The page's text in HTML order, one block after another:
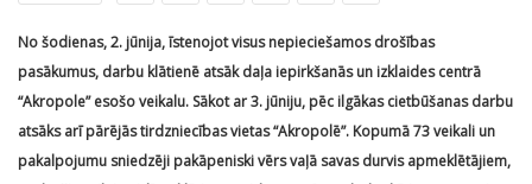
No šodienas, 2. jūnija, īstenojot visus nepieciešamos drošības
pasākumus, darbu klātienē atsāk daļa iepirkšanās un izklaides centrā
“Akropole” esošo veikalu. Sākot ar 3. jūniju, pēc ilgākas cietbūšanas darbu
atsāks arī pārējās tirdzniecības vietas “Akropolē”. Kopumā 73 veikali un
pakalpojumu sniedzēji pakāpeniski vērs vaļā savas durvis apmeklētājiem,